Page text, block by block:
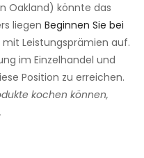
Oakland) könnte das
liegen Beginnen Sie bei
mit Leistungsprämien auf.
im Einzelhandel und
Position zu erreichen.
kochen können,